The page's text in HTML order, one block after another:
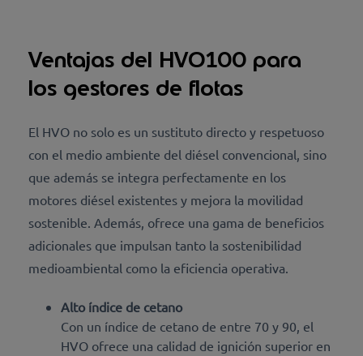
Ventajas del HVO100 para
los gestores de flotas
El HVO no solo es un sustituto directo y respetuoso
con el medio ambiente del diésel convencional, sino
que además se integra perfectamente en los
motores diésel existentes y mejora la movilidad
sostenible. Además, ofrece una gama de beneficios
adicionales que impulsan tanto la sostenibilidad
medioambiental como la eficiencia operativa.
Alto índice de cetano
Con un índice de cetano de entre 70 y 90, el
HVO ofrece una calidad de ignición superior en